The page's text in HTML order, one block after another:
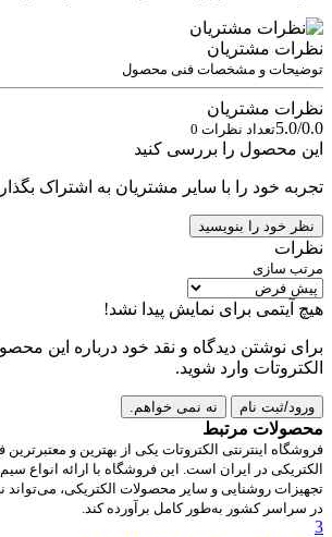
نظرات مشتریان
توضیحات و مشخصات فنی محصول
نظرات مشتریان
5.0/0.0تعداد نظرات 0
این محصول را بررسی کنید
تجربه خود را با سایر مشتریان به اشتراک
نظر خود را بنویسید
نظرات
مرتب سازی
هیچ آیتمی برای نمایش پیدا نشد!
برای نوشتن دیدگاه و نقد خود درباره این محصول
الکتروتات وارد شوید.
ورود/ثبت نام نه نمی خواهم.
محصولات مرتبط
فروشگاه اینترنتی الکتروتات یکی از بهترین و معتبرترین
الکتریکی در ایران است. این فروشگاه با ارائه انواع سیم
تجهیزات روشنایی و سایر محصولات الکتریکی، می‌تواند
در سراسر کشور به‌طور کامل برآورده کند.
3